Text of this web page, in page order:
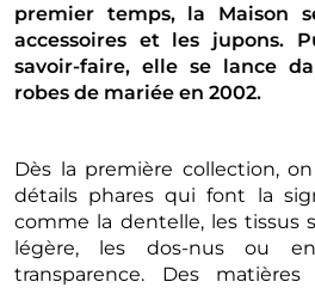
premier temps, la Maison
accessoires et les jupons.
savoir-faire, elle se lance
robes de mariée en 2002.
Dès la première collection,
détails phares qui font la
comme la dentelle, les tissus
légère, les dos-nus ou
transparence. Des